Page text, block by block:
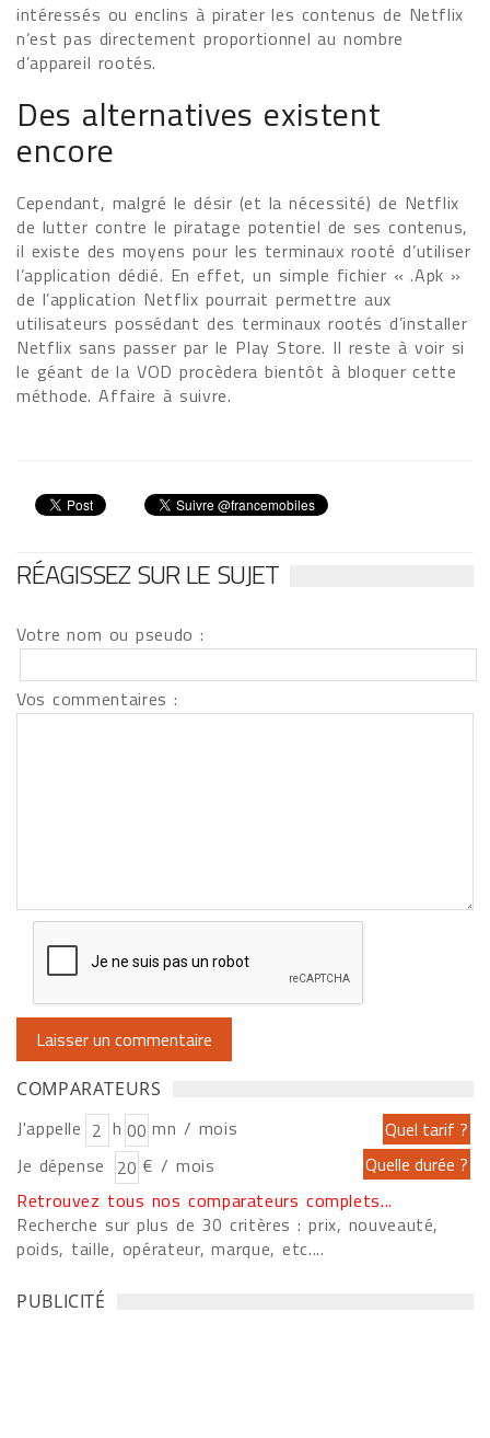
intéressés ou enclins à pirater les contenus de Netflix
n’est pas directement proportionnel au nombre
d’appareil rootés.
Des alternatives existent
encore
Cependant, malgré le désir (et la nécessité) de Netflix
de lutter contre le piratage potentiel de ses contenus,
il existe des moyens pour les terminaux rooté d’utiliser
l’application dédié. En effet, un simple fichier « .Apk »
de l’application Netflix pourrait permettre aux
utilisateurs possédant des terminaux rootés d’installer
Netflix sans passer par le Play Store. Il reste à voir si
le géant de la VOD procèdera bientôt à bloquer cette
méthode. Affaire à suivre.
RÉAGISSEZ SUR LE SUJET
Votre nom ou pseudo :
Vos commentaires :
COMPARATEURS
J'appelle h
mn / mois
Je dépense
€ / mois
Retrouvez tous nos comparateurs complets...
Recherche sur plus de 30 critères : prix, nouveauté,
poids, taille, opérateur, marque, etc....
PUBLICITÉ